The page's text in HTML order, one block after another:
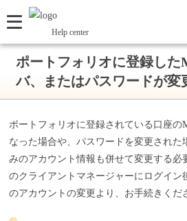
Help center
ポートフォリオに登録し
バ、またはパスワードが変
ポートフォリオに登録されている口座の
なった場合や、パスワードを変更された
みのアカウント情報も併せて変更する必
のクライアントマネージャーにログイン
のアカウントの変更より、お手続きくだ